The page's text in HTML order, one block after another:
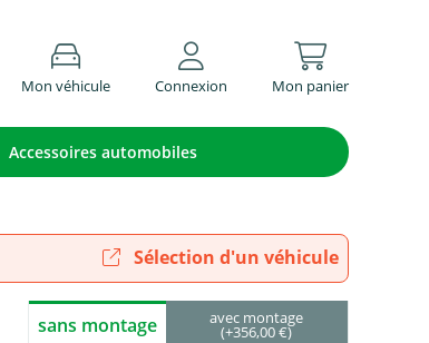
Mon véhicule Connexion Mon panier
Accessoires automobiles
Sélection d'un véhicule
sans montage avec montage
(+356,00 €)